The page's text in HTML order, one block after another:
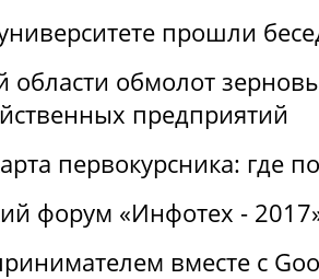
прошли
области обмолот
предприятий
первокурсника: где
форум «Инфотех -
вместе с